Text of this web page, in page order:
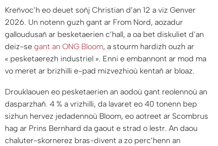
Kreñvoc’h eo deuet soñj Christian d’an 12 a viz Genver
2026. Un notenn guzh gant ar From Nord, aozadur
galloudusañ ar besketaerien c’hall, a oa bet diskuliet d’an
deiz-se gant an ONG Bloom, a stourm hardizh ouzh ar
« pesketaerezh industriel ». Enni e embannont ar mod ma
vo meret ar brizhilli e-pad mizvezhioù kentañ ar bloaz.
Drouklaouen eo pesketaerien an aodoù gant reolennoù an
dasparzhañ. 4 % a vrizhilli, da lavaret eo 40 tonenn bep
sizhun hervez jedadennoù Bloom, eo aotreet ar Scombrus
hag ar Prins Bernhard da gaout e strad o lestr. An daou
chaluter-skornerez bras-divent a zo perc’henn an